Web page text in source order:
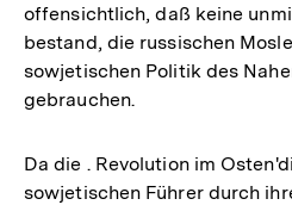
offensichtlich, daß keine
bestand, die russischen
sowjetischen Politik des
gebrauchen.
Da die . Revolution im
sowjetischen Führer durch